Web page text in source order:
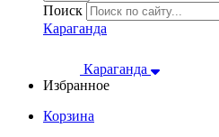
Поиск
Караганда
Караганда
Избранное
Корзина